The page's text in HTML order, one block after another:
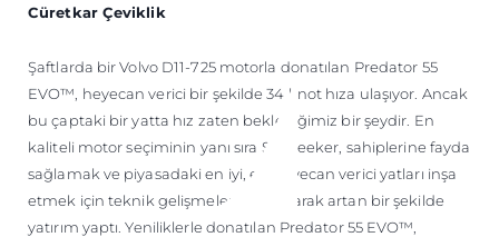
Cüretkar Çeviklik
Şaftlarda bir Volvo D11-725 motorla donatılan Predator 55
EVO™, heyecan verici bir şekilde 34 knot hıza ulaşıyor. Ancak
bu çaptaki bir yatta hız zaten beklediğimiz bir şeydir. En
kaliteli motor seçiminin yanı sıra Sunseeker, sahiplerine fayda
sağlamak ve piyasadaki en iyi, en heyecan verici yatları inşa
etmek için teknik gelişmelere katlanarak artan bir şekilde
yatırım yaptı. Yeniliklerle donatılan Predator 55 EVO™,